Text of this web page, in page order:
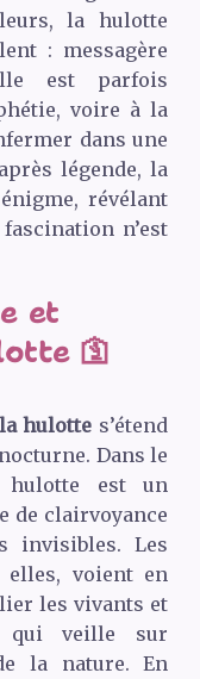
la hulotte
: messagère
est parfois
voire à la
dans une
légende, la
révélant
n’est
et
🛐
hulotte s’étend
Dans le
hulotte est un
de clairvoyance
invisibles. Les
elles, voient en
les vivants et
qui veille sur
la nature. En